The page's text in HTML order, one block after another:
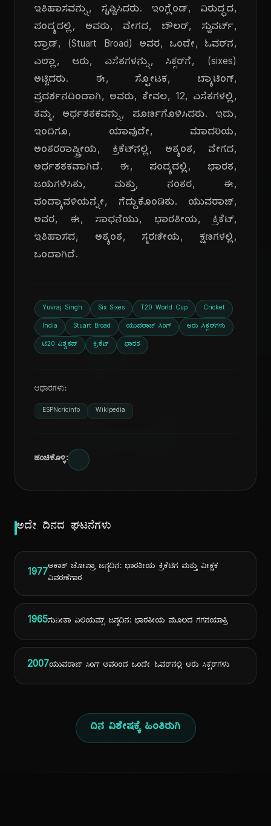
ದಿ
ಇತಿಹಾಸವನ್ನು, ಸೃಷ್ಟಿಸಿದರು. ಇಂಗ್ಲೆಂಡ್, ವಿರುದ್ಧದ,
ಪಂದ್ಯದಲ್ಲಿ, ಅವರು, ವೇಗದ, ಬೌಲರ್, ಸ್ಟುವರ್ಟ್,
ಬ್ರಾಡ್, (Stuart Broad) ಅವರ, ಒಂದೇ, ಓವರ್‌ನ,
ಎಲ್ಲಾ, ಆರು, ಎಸೆತಗಳನ್ನು, ಸಿಕ್ಸರ್‌ಗೆ, (sixes)
ಅಟ್ಟಿದರು. ಈ, ಸ್ಫೋಟಕ, ಬ್ಯಾಟಿಂಗ್,
ಪ್ರದರ್ಶನದಿಂದಾಗಿ, ಅವರು, ಕೇವಲ, 12, ಎಸೆತಗಳಲ್ಲಿ,
ತಮ್ಮ, ಅರ್ಧಶತಕವನ್ನು, ಪೂರ್ಣಗೊಳಿಸಿದರು. ಇದು,
ಇಂದಿಗೂ, ಯಾವುದೇ, ಮಾದರಿಯ,
ಅಂತರರಾಷ್ಟ್ರೀಯ, ಕ್ರಿಕೆಟ್‌ನಲ್ಲಿ, ಅತ್ಯಂತ, ವೇಗದ,
ಅರ್ಧಶತಕವಾಗಿದೆ. ಈ, ಪಂದ್ಯದಲ್ಲಿ, ಭಾರತ,
ಜಯಗಳಿಸಿತು, ಮತ್ತು, ನಂತರ, ಈ,
ಪಂದ್ಯಾವಳಿಯನ್ನೇ, ಗೆದ್ದುಕೊಂಡಿತು. ಯುವರಾಜ್,
ಅವರ, ಈ, ಸಾಧನೆಯು, ಭಾರತೀಯ, ಕ್ರಿಕೆಟ್,
ಇತಿಹಾಸದ, ಅತ್ಯಂತ, ಸ್ಮರಣೀಯ, ಕ್ಷಣಗಳಲ್ಲಿ,
ಒಂದಾಗಿದೆ.
Yuvraj Singh Six Sixes T20 World Cup Cricket
India Stuart Broad ಯುವರಾಜ್ ಸಿಂಗ್ ಆರು ಸಿಕ್ಸರ್‌ಗಳು
ಟಿ20 ವಿಶ್ವಕಪ್ ಕ್ರಿಕೆಟ್ ಭಾರತ
ಆಧಾರಗಳು:
ESPNcricinfo Wikipedia
ಹಂಚಿಕೊಳ್ಳಿ:
ಅದೇ ದಿನದ ಘಟನೆಗಳು
1977ಆಕಾಶ್ ಚೋಪ್ರಾ ಜನ್ಮದಿನ: ಭಾರತೀಯ ಕ್ರಿಕೆಟಿಗ ಮತ್ತು ವೀಕ್ಷಕ
ವಿವರಣೆಗಾರ
1965ಸುನೀತಾ ವಿಲಿಯಮ್ಸ್ ಜನ್ಮದಿನ: ಭಾರತೀಯ ಮೂಲದ ಗಗನಯಾತ್ರಿ
2007ಯುವರಾಜ್ ಸಿಂಗ್ ಅವರಿಂದ ಒಂದೇ ಓವರ್‌ನಲ್ಲಿ ಆರು ಸಿಕ್ಸರ್‌ಗಳು
ದಿನ ವಿಶೇಷಕ್ಕೆ ಹಿಂತಿರುಗಿ